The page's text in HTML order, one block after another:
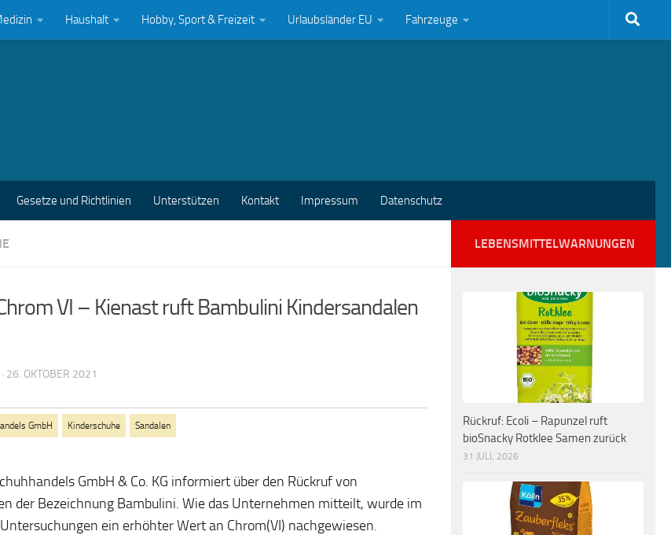
Haushalt Hobby, Sport & Freizeit Urlaubsländer EU Fahrzeuge
Gesetze und Richtlinien Unterstützen Kontakt Impressum Datenschutz
VI – Kienast ruft Bambulini Kindersandalen
· 26. OKTOBER 2021
GmbH Kinderschuhe Sandalen
GmbH & Co. KG informiert über den Rückruf von
der Bezeichnung Bambulini. Wie das Unternehmen mitteilt, wurde im
ein erhöhter Wert an Chrom(VI) nachgewiesen.
LEBENSMITTELWARNUNGEN
Rückruf: Ecoli – Rapunzel ruft
bioSnacky Rotklee Samen zurück
31 JULI, 2026